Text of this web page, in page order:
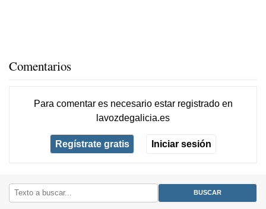
Comentarios
Para comentar es necesario estar registradoen
lavozdegalicia.es
Regístrate gratis Iniciar sesión